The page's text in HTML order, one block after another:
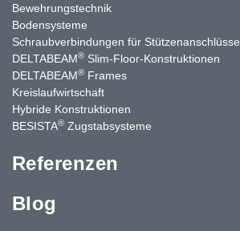
Bewehrungstechnik
Bodensysteme
Schraubverbindungen für Stützenanschlüsse
DELTABEAM® Slim-Floor-Konstruktionen
DELTABEAM® Frames
Kreislaufwirtschaft
Hybride Konstruktionen
BESISTA® Zugstabsysteme
Referenzen
Blog